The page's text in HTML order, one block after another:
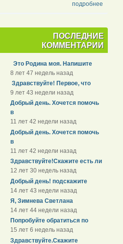
подробнее
ПОСЛЕДНИЕ
КОММЕНТАРИИ
Это Родина моя. Напишите
8 лет 47 недель назад
Здравствуйте! Первое, что
9 лет 43 недели назад
Добрый день. Хочется помочь
в
11 лет 42 недели назад
Добрый день. Хочется помочь
в
11 лет 42 недели назад
Здравствуйте!Скажите есть ли
12 лет 30 недель назад
Добрый день! подскажите
14 лет 43 недели назад
Я, Зимнева Светлана
14 лет 44 недели назад
Попробуйте обратиться по
15 лет 6 недель назад
Здравствуйте.Скажите